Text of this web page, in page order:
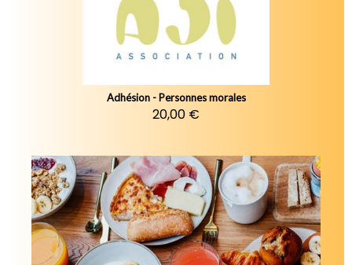
Adhésion - Personnes morales
20,00 €